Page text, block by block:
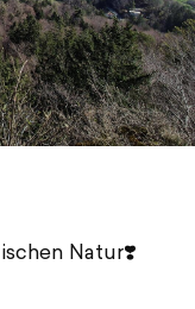
Natur❣️